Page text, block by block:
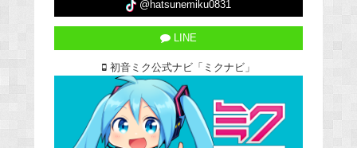
@hatsunemiku0831
LINE
初音ミク公式ナビ「ミクナビ」